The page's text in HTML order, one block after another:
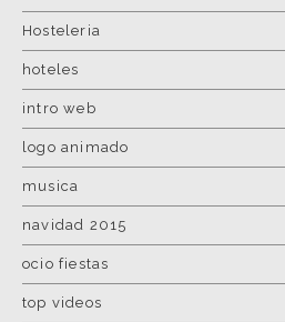
Hosteleria
hoteles
intro web
logo animado
musica
navidad 2015
ocio fiestas
top videos